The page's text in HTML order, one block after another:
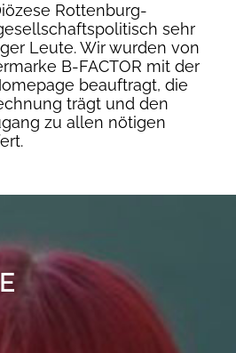
Rottenburg-
sehr
Leute. Wir wurden von
B-FACTOR mit der
beauftragt, die
trägt und den
zu allen nötigen